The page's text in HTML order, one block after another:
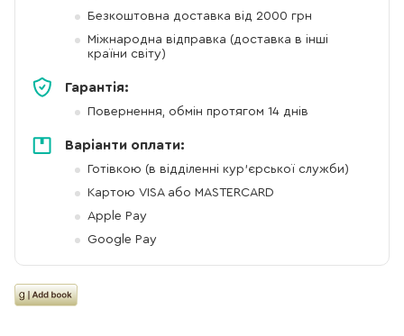
Безкоштовна доставка від 2000 грн
Міжнародна відправка (доставка в інші
країни світу)
Гарантія:
Повернення, обмін протягом 14 днів
Варіанти оплати:
Готівкою (в відділенні кур'єрської служби)
Картою VISA або MASTERCARD
Apple Pay
Google Pay